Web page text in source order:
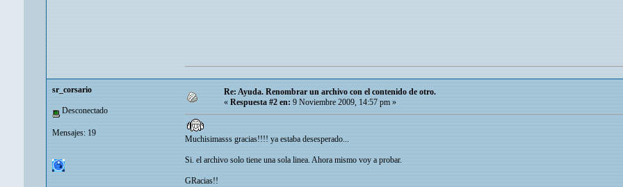
sr_corsario
Desconectado
Mensajes: 19
Re: Ayuda. Renombrar un archivo con el contenido de otro.
«Respuesta #2 en:9 Noviembre 2009, 14:57 pm »
Muchisimasss gracias!!!! ya estaba desesperado...
Si. el archivo solo tiene una sola linea. Ahora mismo voy a probar.
GRacias!!